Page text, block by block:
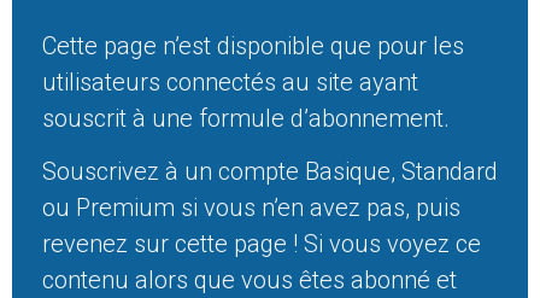
Cette page n’est disponible que pour les
utilisateurs connectés au site ayant
souscrit à une formule d’abonnement.
Souscrivez à un compte Basique, Standard
ou Premium si vous n’en avez pas, puis
revenez sur cette page ! Si vous voyez ce
contenu alors que vous êtes abonné et